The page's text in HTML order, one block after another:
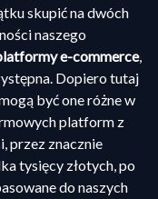
skupić na dwóch
naszego
e-commerce,
Dopiero tutaj
być one różne w
platform z
przez znacznie
tysięcy złotych, po
do naszych